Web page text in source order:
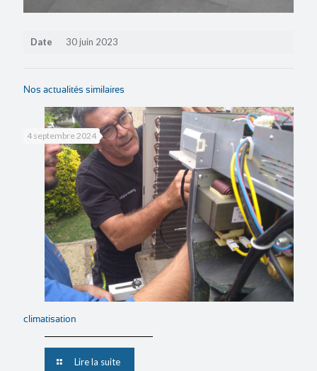
Date 30 juin 2023
Nos actualités similaires
4 septembre 2024
climatisation
Lire la suite